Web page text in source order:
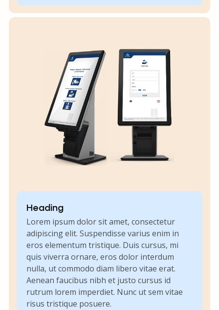
Heading
Lorem ipsum dolor sit amet, consectetur
adipiscing elit. Suspendisse varius enim in
eros elementum tristique. Duis cursus, mi
quis viverra ornare, eros dolor interdum
nulla, ut commodo diam libero vitae erat.
Aenean faucibus nibh et justo cursus id
rutrum lorem imperdiet. Nunc ut sem vitae
risus tristique posuere.